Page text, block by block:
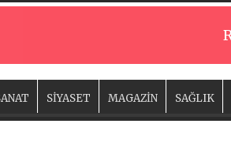
SİYASET MAGAZİN SAĞLIK